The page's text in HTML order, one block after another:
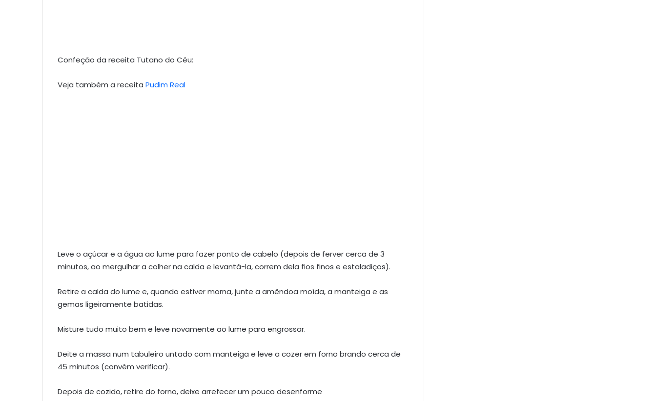
Confeção da receita Tutano do Céu:
Veja também a receita Pudim Real
Leve o açúcar e a água ao lume para fazer ponto de cabelo (depois de ferver cerca de 3
minutos, ao mergulhar a colher na calda e levantá-la, correm dela fios finos e estaladiços).
Retire a calda do lume e, quando estiver morna, junte a amêndoa moída, a manteiga e as
gemas ligeiramente batidas.
Misture tudo muito bem e leve novamente ao lume para engrossar.
Deite a massa num tabuleiro untado com manteiga e leve a cozer em forno brando cerca de
45 minutos (convém verificar).
Depois de cozido, retire do forno, deixe arrefecer um pouco desenforme